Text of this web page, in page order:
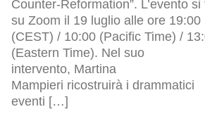
Counter-Reformation”. L’evento si
su Zoom il 19 luglio alle ore 19:00
(CEST) / 10:00 (Pacific Time) /
(Eastern Time). Nel suo
intervento, Martina
Mampieri ricostruirà i drammatici
eventi […]